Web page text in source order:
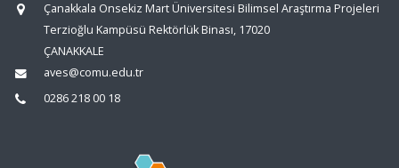
Çanakkala Onsekiz Mart Üniversitesi Bilimsel Araştırma Projeleri
Terzioğlu Kampüsü Rektörlük Binası, 17020
ÇANAKKALE
aves@comu.edu.tr
0286 218 00 18